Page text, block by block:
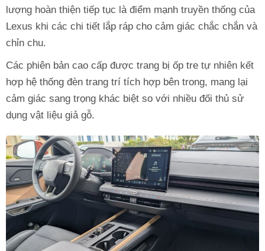
lượng hoàn thiện tiếp tục là điểm mạnh truyền thống của
Lexus khi các chi tiết lắp ráp cho cảm giác chắc chắn và
chỉn chu.
Các phiên bản cao cấp được trang bị ốp tre tự nhiên kết
hợp hệ thống đèn trang trí tích hợp bên trong, mang lại
cảm giác sang trọng khác biệt so với nhiều đối thủ sử
dụng vật liệu giả gỗ.